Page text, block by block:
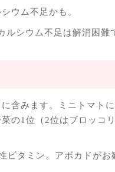
ウム不足かも。
シウム不足は解消困難
含みます。ミニトマト
の1位（2位はブロッコ
ビタミン。アボカドがお